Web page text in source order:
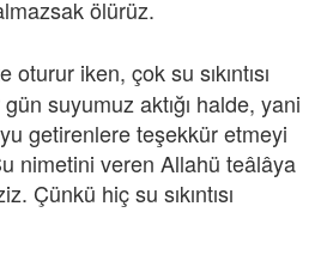
ölürüz.
oturur iken, çok su sıkıntısı
suyumuz aktığı halde, yani
getirenlere teşekkür etmeyi
nimetini veren Allahü teâlâya
Çünkü hiç su sıkıntısı